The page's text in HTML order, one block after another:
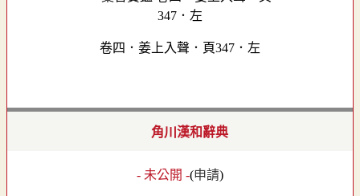
卷四．姜上入聲．頁347．左
角川漢和辭典
- 未公開 -(申請)